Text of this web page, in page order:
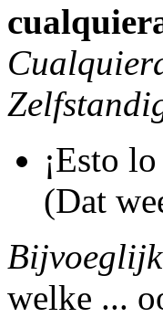
¡Esto
(Dat
Bijvoeglijk
welke ...